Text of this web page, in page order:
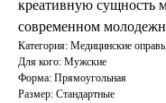
креативную сущность
современном
Категория: Медицинские
Для кого: Мужские
Форма: Прямоугольная
Размер: Стандартные